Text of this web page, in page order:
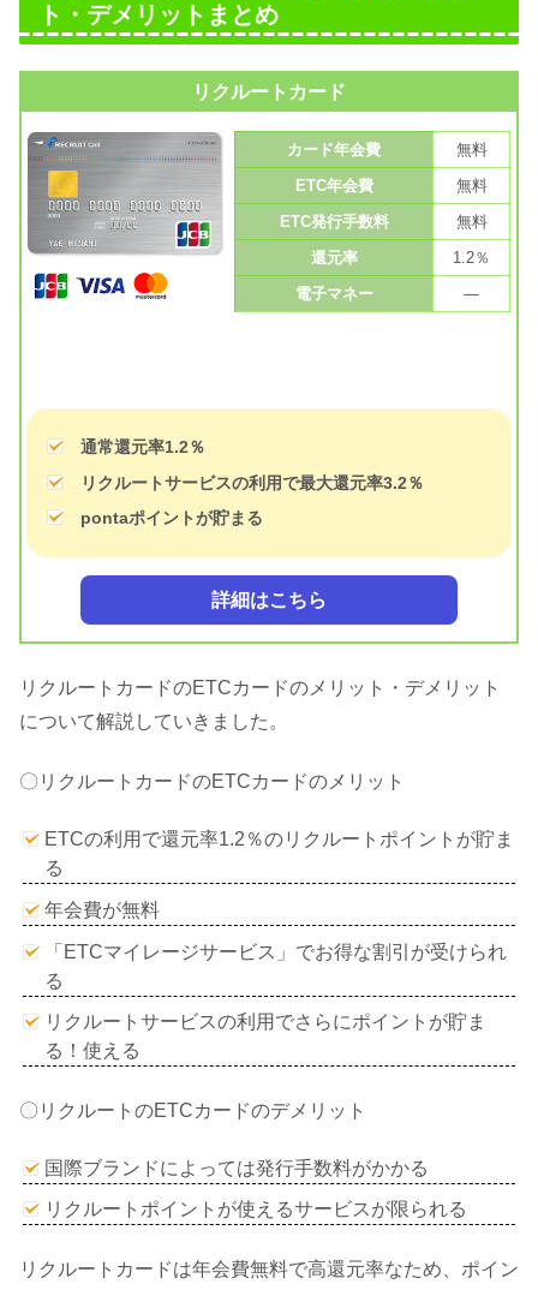
ト・デメリットまとめ
リクルートカード
カード年会費
無料
ETC年会費
無料
ETC発行手数料
無料
還元率
1.2％
電子マネー
—
通常還元率1.2％
リクルートサービスの利用で最大還元率3.2％
pontaポイントが貯まる
詳細はこちら
リクルートカードのETCカードのメリット・デメリット
について解説していきました。
〇リクルートカードのETCカードのメリット
ETCの利用で還元率1.2％のリクルートポイントが貯ま
る
年会費が無料
「ETCマイレージサービス」でお得な割引が受けられ
る
リクルートサービスの利用でさらにポイントが貯ま
る！使える
〇リクルートのETCカードのデメリット
国際ブランドによっては発行手数料がかかる
リクルートポイントが使えるサービスが限られる
リクルートカードは年会費無料で高還元率なため、ポイン